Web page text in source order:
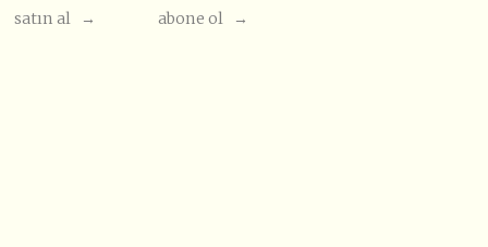
satın al → abone ol →